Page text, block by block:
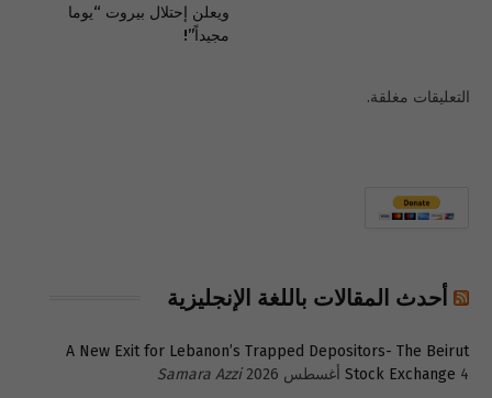
ويعلن إحتلال بيروت “يوما
مجيداً”!
التعليقات مغلقة.
أحدث المقالات باللغة الإنجليزية
A New Exit for Lebanon’s Trapped Depositors- The Beirut
Stock Exchange 4 أغسطس 2026
Samara Azzi